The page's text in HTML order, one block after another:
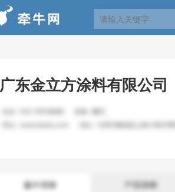
广东金立方涂料有限公司